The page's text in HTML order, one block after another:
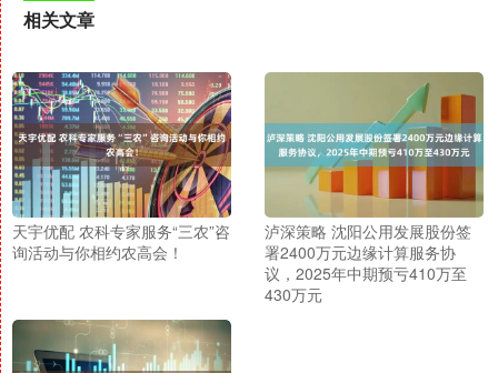
相关文章
天宇优配 农科专家服务“三农”咨
询活动与你相约农高会！
泸深策略 沈阳公用发展股份签
署2400万元边缘计算服务协
议，2025年中期预亏410万至
430万元